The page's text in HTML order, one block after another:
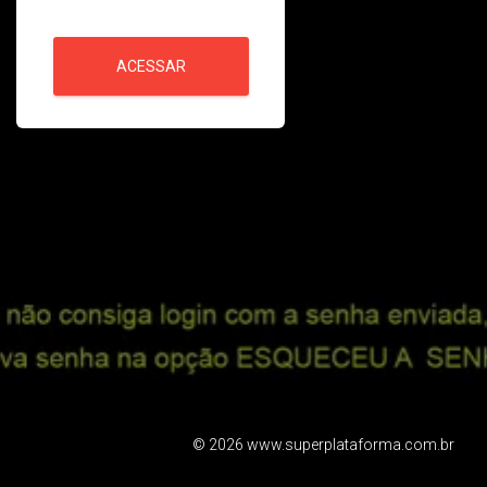
ACESSAR
© 2026 www.superplataforma.com.br